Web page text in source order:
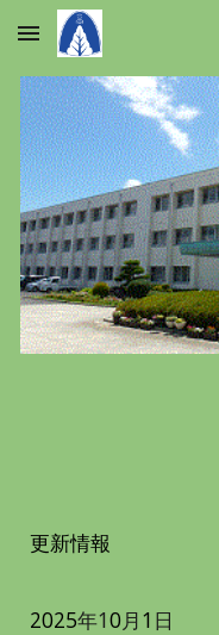
Skip to main content
更新情報
2025年10月1 日